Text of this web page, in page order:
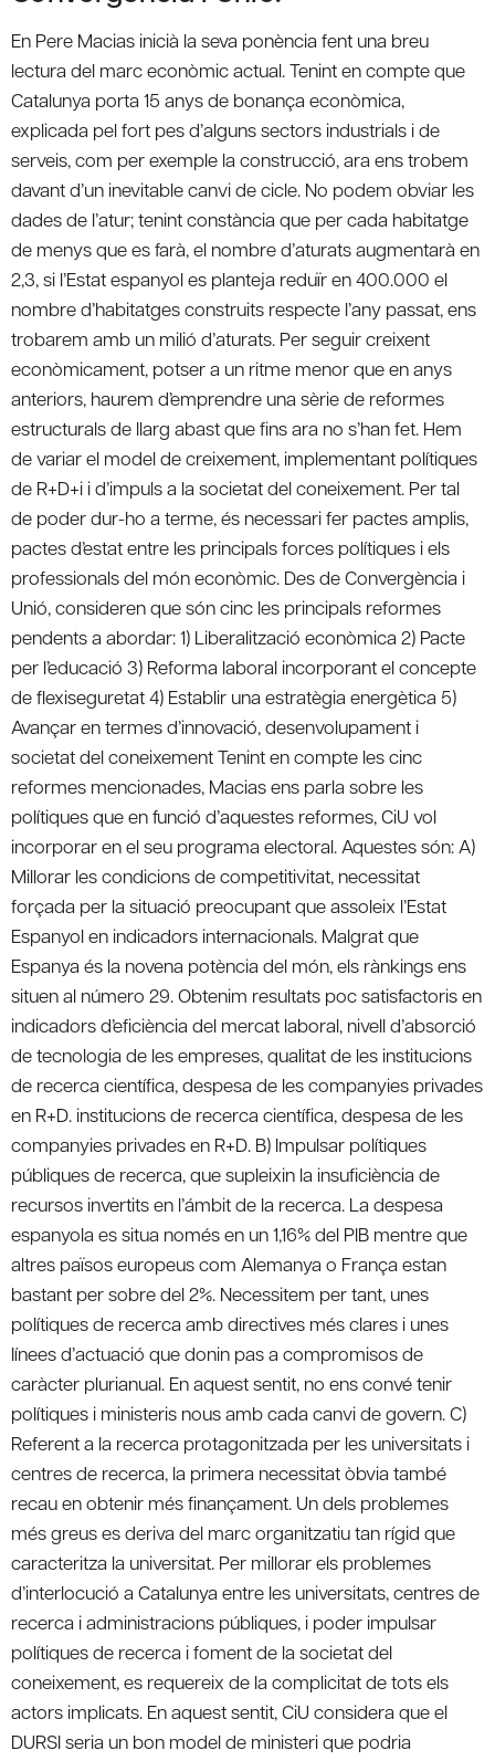
En Pere Macias inicià la seva ponència fent una breu
lectura del marc econòmic actual. Tenint en compte que
Catalunya porta 15 anys de bonança econòmica,
explicada pel fort pes d’alguns sectors industrials i de
serveis, com per exemple la construcció, ara ens trobem
davant d’un inevitable canvi de cicle. No podem obviar les
dades de l’atur; tenint constància que per cada habitatge
de menys que es farà, el nombre d’aturats augmentarà en
2,3, si l’Estat espanyol es planteja reduïr en 400.000 el
nombre d’habitatges construits respecte l’any passat, ens
trobarem amb un milió d’aturats. Per seguir creixent
econòmicament, potser a un ritme menor que en anys
anteriors, haurem d’emprendre una sèrie de reformes
estructurals de llarg abast que fins ara no s’han fet. Hem
de variar el model de creixement, implementant polítiques
de R+D+i i d’impuls a la societat del coneixement. Per tal
de poder dur-ho a terme, és necessari fer pactes amplis,
pactes d’estat entre les principals forces polítiques i els
professionals del món econòmic. Des de Convergència i
Unió, consideren que són cinc les principals reformes
pendents a abordar: 1) Liberalització econòmica 2) Pacte
per l’educació 3) Reforma laboral incorporant el concepte
de flexiseguretat 4) Establir una estratègia energètica 5)
Avançar en termes d’innovació, desenvolupament i
societat del coneixement Tenint en compte les cinc
reformes mencionades, Macias ens parla sobre les
polítiques que en funció d’aquestes reformes, CiU vol
incorporar en el seu programa electoral. Aquestes són: A)
Millorar les condicions de competitivitat, necessitat
forçada per la situació preocupant que assoleix l’Estat
Espanyol en indicadors internacionals. Malgrat que
Espanya és la novena potència del món, els rànkings ens
situen al número 29. Obtenim resultats poc satisfactoris en
indicadors d’eficiència del mercat laboral, nivell d’absorció
de tecnologia de les empreses, qualitat de les institucions
de recerca científica, despesa de les companyies privades
en R+D. institucions de recerca científica, despesa de les
companyies privades en R+D. B) Impulsar polítiques
públiques de recerca, que supleixin la insuficiència de
recursos invertits en l’ámbit de la recerca. La despesa
espanyola es situa només en un 1,16% del PIB mentre que
altres països europeus com Alemanya o França estan
bastant per sobre del 2%. Necessitem per tant, unes
polítiques de recerca amb directives més clares i unes
línees d’actuació que donin pas a compromisos de
caràcter plurianual. En aquest sentit, no ens convé tenir
polítiques i ministeris nous amb cada canvi de govern. C)
Referent a la recerca protagonitzada per les universitats i
centres de recerca, la primera necessitat òbvia també
recau en obtenir més finançament. Un dels problemes
més greus es deriva del marc organitzatiu tan rígid que
caracteritza la universitat. Per millorar els problemes
d’interlocució a Catalunya entre les universitats, centres de
recerca i administracions públiques, i poder impulsar
polítiques de recerca i foment de la societat del
coneixement, es requereix de la complicitat de tots els
actors implicats. En aquest sentit, CiU considera que el
DURSI seria un bon model de ministeri que podria